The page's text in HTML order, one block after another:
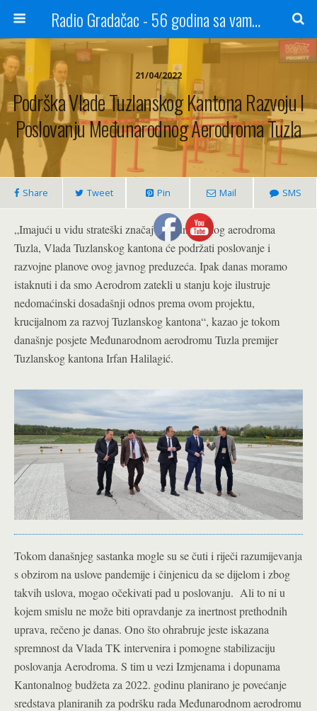
Radio Gradačac - 56 godina sa vama...
21/04/2022
Podrška Vlade Tuzlanskog Kantona Razvoju I
Poslovanju Međunarodnog Aerodroma Tuzla
Share Tweet Pin Mail SMS
„Imajući u vidu strateški značaj Međunarodnog aerodroma
Tuzla, Vlada Tuzlanskog kantona će podržati poslovanje i
razvojne planove ovog javnog preduzeća. Ipak danas moramo
istaknuti i da smo Aerodrom zatekli u stanju koje ilustruje
nedomaćinski dosadašnji odnos prema ovom projektu,
krucijalnom za razvoj Tuzlanskog kantona“, kazao je tokom
današnje posjete Međunarodnom aerodromu Tuzla premijer
Tuzlanskog kantona Irfan Halilagić.
Tokom današnjeg sastanka mogle su se čuti i riječi razumijevanja
s obzirom na uslove pandemije i činjenicu da se dijelom i zbog
takvih uslova, mogao očekivati pad u poslovanju. Ali to ni u
kojem smislu ne može biti opravdanje za inertnost prethodnih
uprava, rečeno je danas. Ono što ohrabruje jeste iskazana
spremnost da Vlada TK intervenira i pomogne stabilizaciju
poslovanja Aerodroma. S tim u vezi Izmjenama i dopunama
Kantonalnog budžeta za 2022. godinu planirano je povećanje
sredstava planiranih za podršku rada Međunarodnom aerodromu